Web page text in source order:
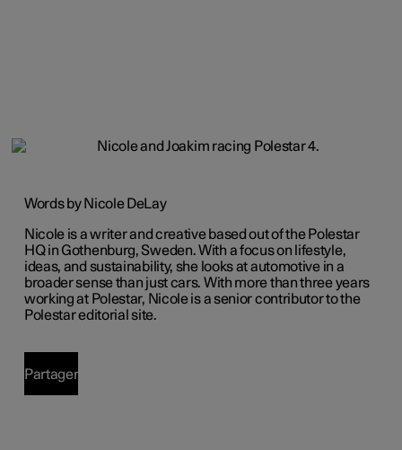
Words by Nicole DeLay
Nicole is a writer and creative based out of the Polestar
HQ in Gothenburg, Sweden. With a focus on lifestyle,
ideas, and sustainability, she looks at automotive in a
broader sense than just cars. With more than three years
working at Polestar, Nicole is a senior contributor to the
Polestar editorial site.
Partager